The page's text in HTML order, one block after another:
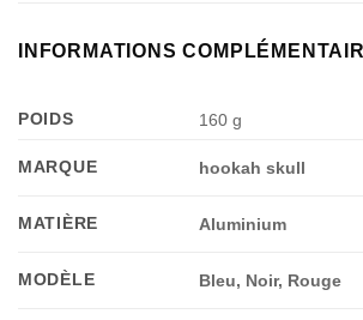
INFORMATIONS
POIDS 160 g
MARQUE hookah skull
MATIÈRE Aluminium
MODÈLE Bleu, Noir, Rouge